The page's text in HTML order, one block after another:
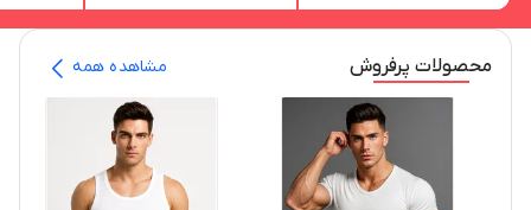
محصولات پرفروش مشاهده همه